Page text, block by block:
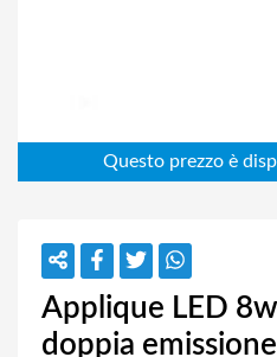
Applique LED
doppia